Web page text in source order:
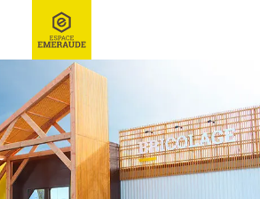
...
AGRICOLE